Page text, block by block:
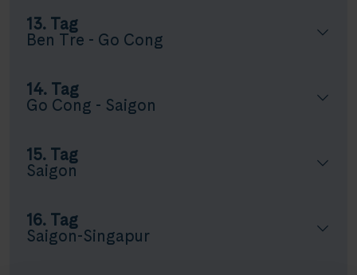
13. Tag
Ben Tre - Go Cong
14. Tag
Go Cong - Saigon
15. Tag
Saigon
16. Tag
Saigon-Singapur